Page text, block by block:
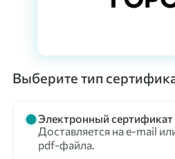
Выберите тип
Электронный сертификат
Доставляется на e-mail
pdf-файла.